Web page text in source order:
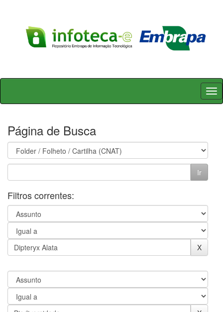
Skip
Página de Busca
Filtros correntes: